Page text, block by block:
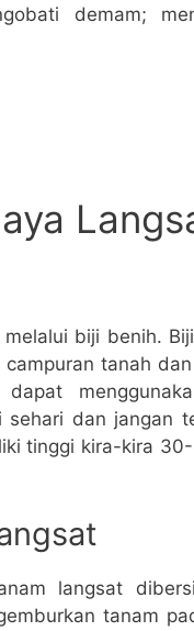
demam;
biji benih.
tanah
dan jangan
tinggi kira-kira
langsat
tanam